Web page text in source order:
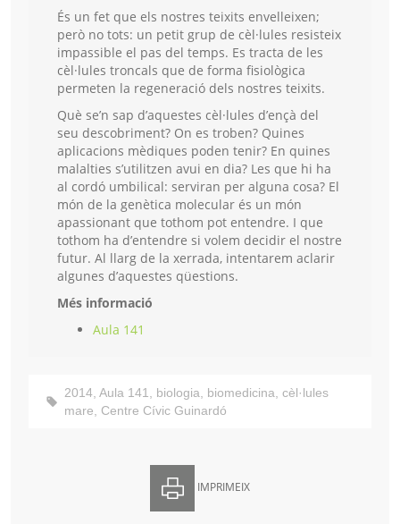
És un fet que els nostres teixits envelleixen;
però no tots: un petit grup de cèl·lules resisteix
impassible el pas del temps. Es tracta de les
cèl·lules troncals que de forma fisiològica
permeten la regeneració dels nostres teixits.
Què se’n sap d’aquestes cèl·lules d’ençà del
seu descobriment? On es troben? Quines
aplicacions mèdiques poden tenir? En quines
malalties s’utilitzen avui en dia? Les que hi ha
al cordó umbilical: serviran per alguna cosa? El
món de la genètica molecular és un món
apassionant que tothom pot entendre. I que
tothom ha d’entendre si volem decidir el nostre
futur. Al llarg de la xerrada, intentarem aclarir
algunes d’aquestes qüestions.
Més informació
Aula 141
2014, Aula 141, biologia, biomedicina, cèl·lules
mare, Centre Cívic Guinardó
IMPRIMEIX